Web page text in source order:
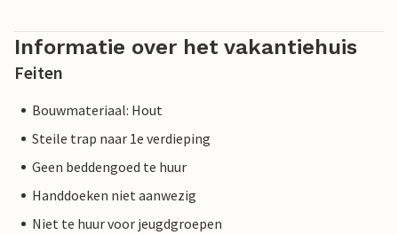
Informatie over het vakantiehuis
Feiten
Bouwmateriaal: Hout
Steile trap naar 1e verdieping
Geen beddengoed te huur
Handdoeken niet aanwezig
Niet te huur voor jeugdgroepen